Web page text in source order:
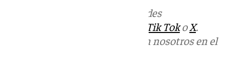
en las redes
Tik TokoX.
Puedes ponerte en contacto con nosotros en el